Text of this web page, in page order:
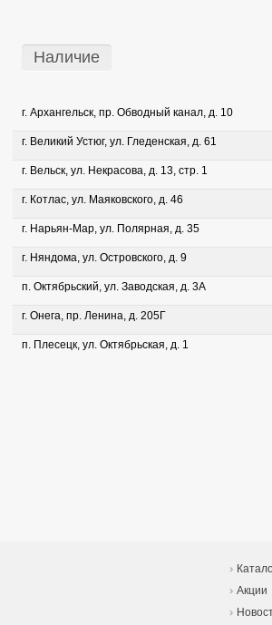
Наличие
г. Архангельск, пр. Обводный канал, д. 10
г. Великий Устюг, ул. Гледенская, д. 61
г. Вельск, ул. Некрасова, д. 13, стр. 1
г. Котлас, ул. Маяковского, д. 46
г. Нарьян-Мар, ул. Полярная, д. 35
г. Няндома, ул. Островского, д. 9
п. Октябрьский, ул. Заводская, д. 3А
г. Онега, пр. Ленина, д. 205Г
п. Плесецк, ул. Октябрьская, д. 1
Акции